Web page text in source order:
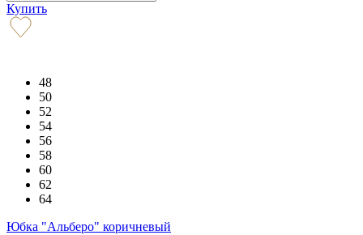
Купить
48
50
52
54
56
58
60
62
64
Юбка "Альберо" коричневый